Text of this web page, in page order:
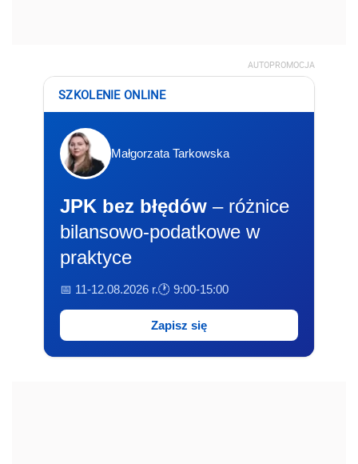
AUTOPROMOCJA
SZKOLENIE ONLINE
Małgorzata Tarkowska
JPK bez błędów – różnice
bilansowo-podatkowe w
praktyce
📅 11-12.08.2026 r.🕐 9:00-15:00
Zapisz się